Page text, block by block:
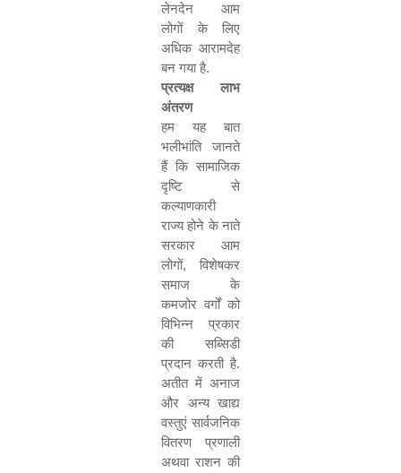
लेनदेन आम
लोगों के लिए
अधिक आरामदेह
बन गया है.
प्रत्यक्ष लाभ
अंतरण
हम यह बात
भलीभांति जानते
हैं कि सामाजिक
दृष्टि से
कल्याणकारी
राज्य होने के नाते
सरकार आम
लोगों, विशेषकर
समाज के
कमजोर वर्गों को
विभिन्न प्रकार
की सब्सिडी
प्रदान करती है.
अतीत में अनाज
और अन्य खाद्य
वस्तुएं सार्वजनिक
वितरण प्रणाली
अथवा राशन की